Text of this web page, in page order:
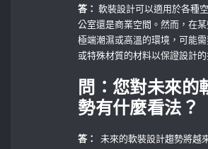
答： 軟裝設計可以適用於各種
公室還是商業空間。然而，在
極端潮濕或高溫的環境，可能
或特殊材質的材料以保證設計
問：您對未來的
勢有什麼看法？
答：
未來的軟裝設計趨勢將越